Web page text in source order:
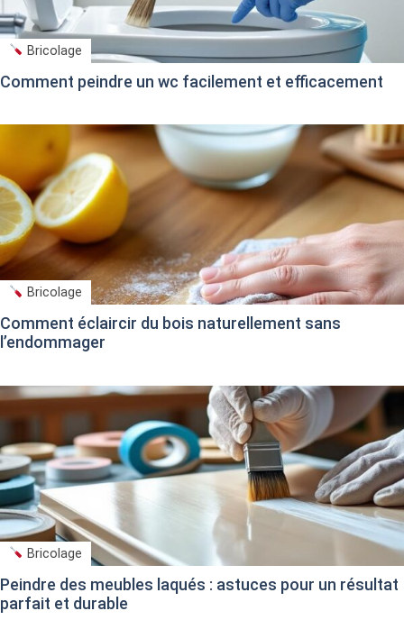
Bricolage
Comment peindre un wc facilement et efficacement
Bricolage
Comment éclaircir du bois naturellement sans
l’endommager
Bricolage
Peindre des meubles laqués : astuces pour un résultat
parfait et durable